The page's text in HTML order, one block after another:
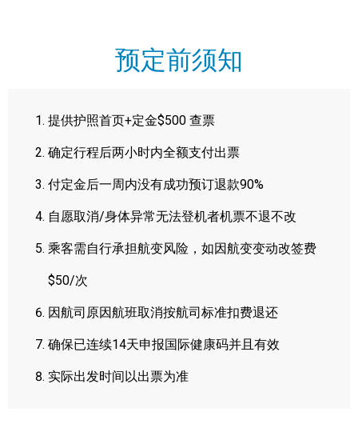
预定前须知
提供护照首页+定金$500 查票
确定行程后两小时内全额支付出票
付定金后一周内没有成功预订退款90%
自愿取消/身体异常无法登机者机票不退不改
乘客需自行承担航变风险，如因航变变动改签费
$50/次
因航司原因航班取消按航司标准扣费退还
确保已连续14天申报国际健康码并且有效
实际出发时间以出票为准